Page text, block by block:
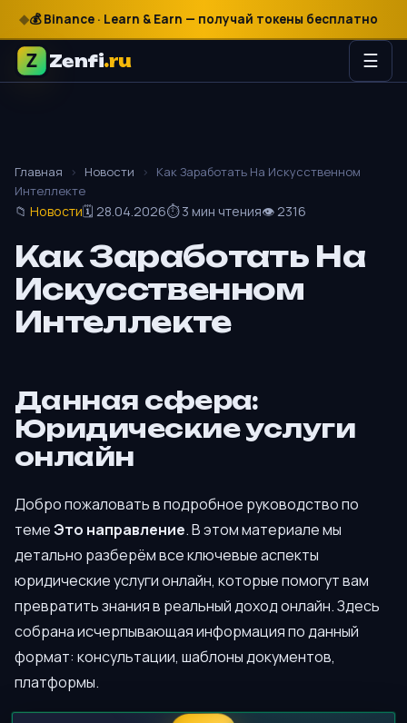
$
€
Binance · Learn & Earn — получай токены бесплатно
Zenfi.ru ☰
Главная › Новости ›
Как Заработать На Искусственном
Интеллекте
📁 Новости🗓 28.04.2026⏱ 3 мин чтения👁 2316
Как Заработать На
Искусственном
Интеллекте
Данная сфера:
Юридические услуги
онлайн
Добро пожаловать в подробное руководство по
темеЭто направление. В этом материале мы
детально разберём все ключевые аспекты
юридические услуги онлайн, которые помогут вам
превратить знания в реальный доход онлайн. Здесь
собрана исчерпывающая информация по данный
формат: консультации, шаблоны документов,
платформы.